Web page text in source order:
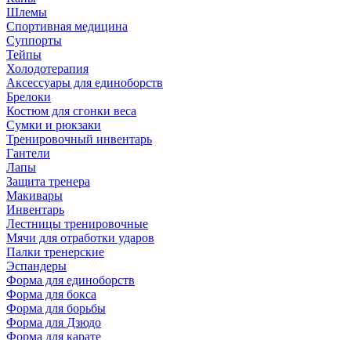
Шлемы
Спортивная медицина
Суппорты
Тейпы
Холодотерапия
Аксессуары для единоборств
Брелоки
Костюм для сгонки веса
Сумки и рюкзаки
Тренировочный инвентарь
Гантели
Лапы
Защита тренера
Макивары
Инвентарь
Лестницы тренировочные
Мячи для отработки ударов
Палки тренерские
Эспандеры
Форма для единоборств
Форма для бокса
Форма для борьбы
Форма для Дзюдо
Форма для карате